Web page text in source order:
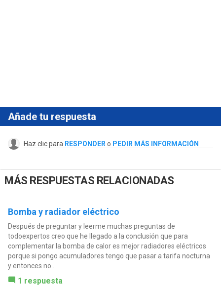
Añade tu respuesta
Haz clic para RESPONDER o PEDIR MÁS INFORMACIÓN
MÁS RESPUESTAS RELACIONADAS
Bomba y radiador eléctrico
Después de preguntar y leerme muchas preguntas de
todoexpertos creo que he llegado a la conclusión que para
complementar la bomba de calor es mejor radiadores eléctricos
porque si pongo acumuladores tengo que pasar a tarifa nocturna
y entonces no...
1 respuesta